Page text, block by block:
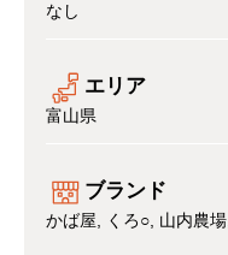
なし
エリア
富山県
ブランド
かば屋 くろ○ 山内農場